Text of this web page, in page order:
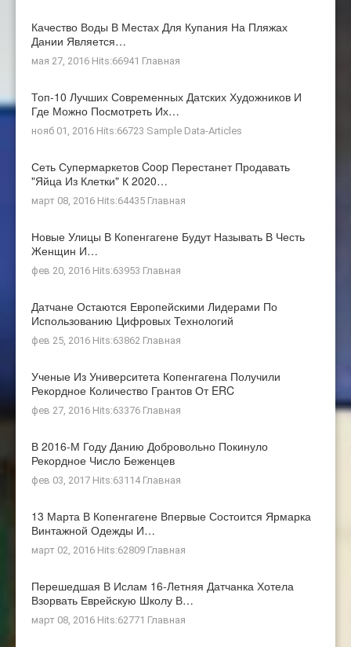
Качество Воды В Местах Для Купания На Пляжах
Дании Является…
мая 27, 2016 Hits:66941 Главная
Топ-10 Лучших Современных Датских Художников И
Где Можно Посмотреть Их…
нояб 01, 2016 Hits:66723 Sample Data-Articles
Сеть Супермаркетов Coop Перестанет Продавать
"яйца Из Клетки" К 2020…
март 08, 2016 Hits:64435 Главная
Новые Улицы В Копенгагене Будут Называть В Честь
Женщин И…
фев 20, 2016 Hits:63953 Главная
Датчане Остаются Европейскими Лидерами По
Использованию Цифровых Технологий
фев 25, 2016 Hits:63862 Главная
Ученые Из Университета Копенгагена Получили
Рекордное Количество Грантов От ERC
фев 27, 2016 Hits:63376 Главная
В 2016-М Году Данию Добровольно Покинуло
Рекордное Число Беженцев
фев 03, 2017 Hits:63114 Главная
13 Марта В Копенгагене Впервые Состоится Ярмарка
Винтажной Одежды И…
март 02, 2016 Hits:62809 Главная
Перешедшая В Ислам 16-Летняя Датчанка Хотела
Взорвать Еврейскую Школу В…
март 08, 2016 Hits:62771 Главная